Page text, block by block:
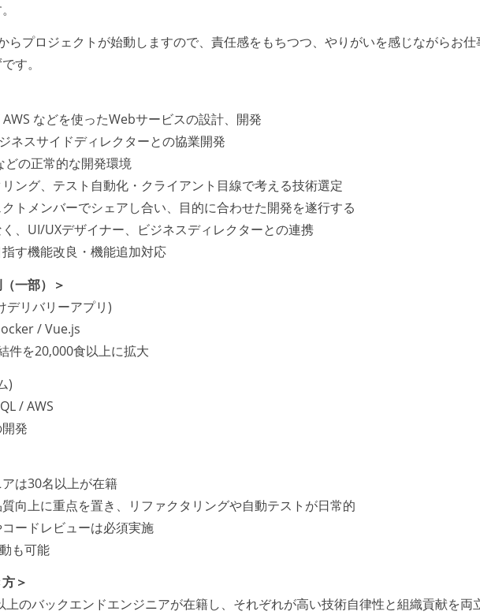
らプロジェクトが始動しますので、責任感をもちつつ、やりがいを感じながらお仕
す。
などを使ったWebサービスの設計、開発
ネスサイドディレクターとの協業開発
どの正常的な開発環境
ング、テスト自動化・クライアント目線で考える技術選定
トメンバーでシェアし合い、目的に合わせた開発を遂行する
く、UI/UXデザイナー、ビジネスディレクターとの連携
す機能改良・機能追加対応
一部）＞
デリバリーアプリ)
/ Vue.js
件を20,000食以上に拡大
)
/ AWS
発
は30名以上が在籍
質向上に重点を置き、リファクタリングや自動テストが日常的
ードレビューは必須実施
も可能
＞
上のバックエンドエンジニアが在籍し、それぞれが高い技術自律性と組織貢献を両